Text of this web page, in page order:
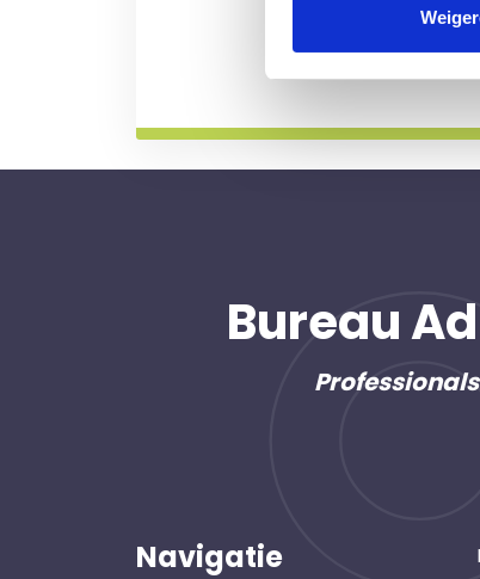
professional voor u
Bureau
Navigatie